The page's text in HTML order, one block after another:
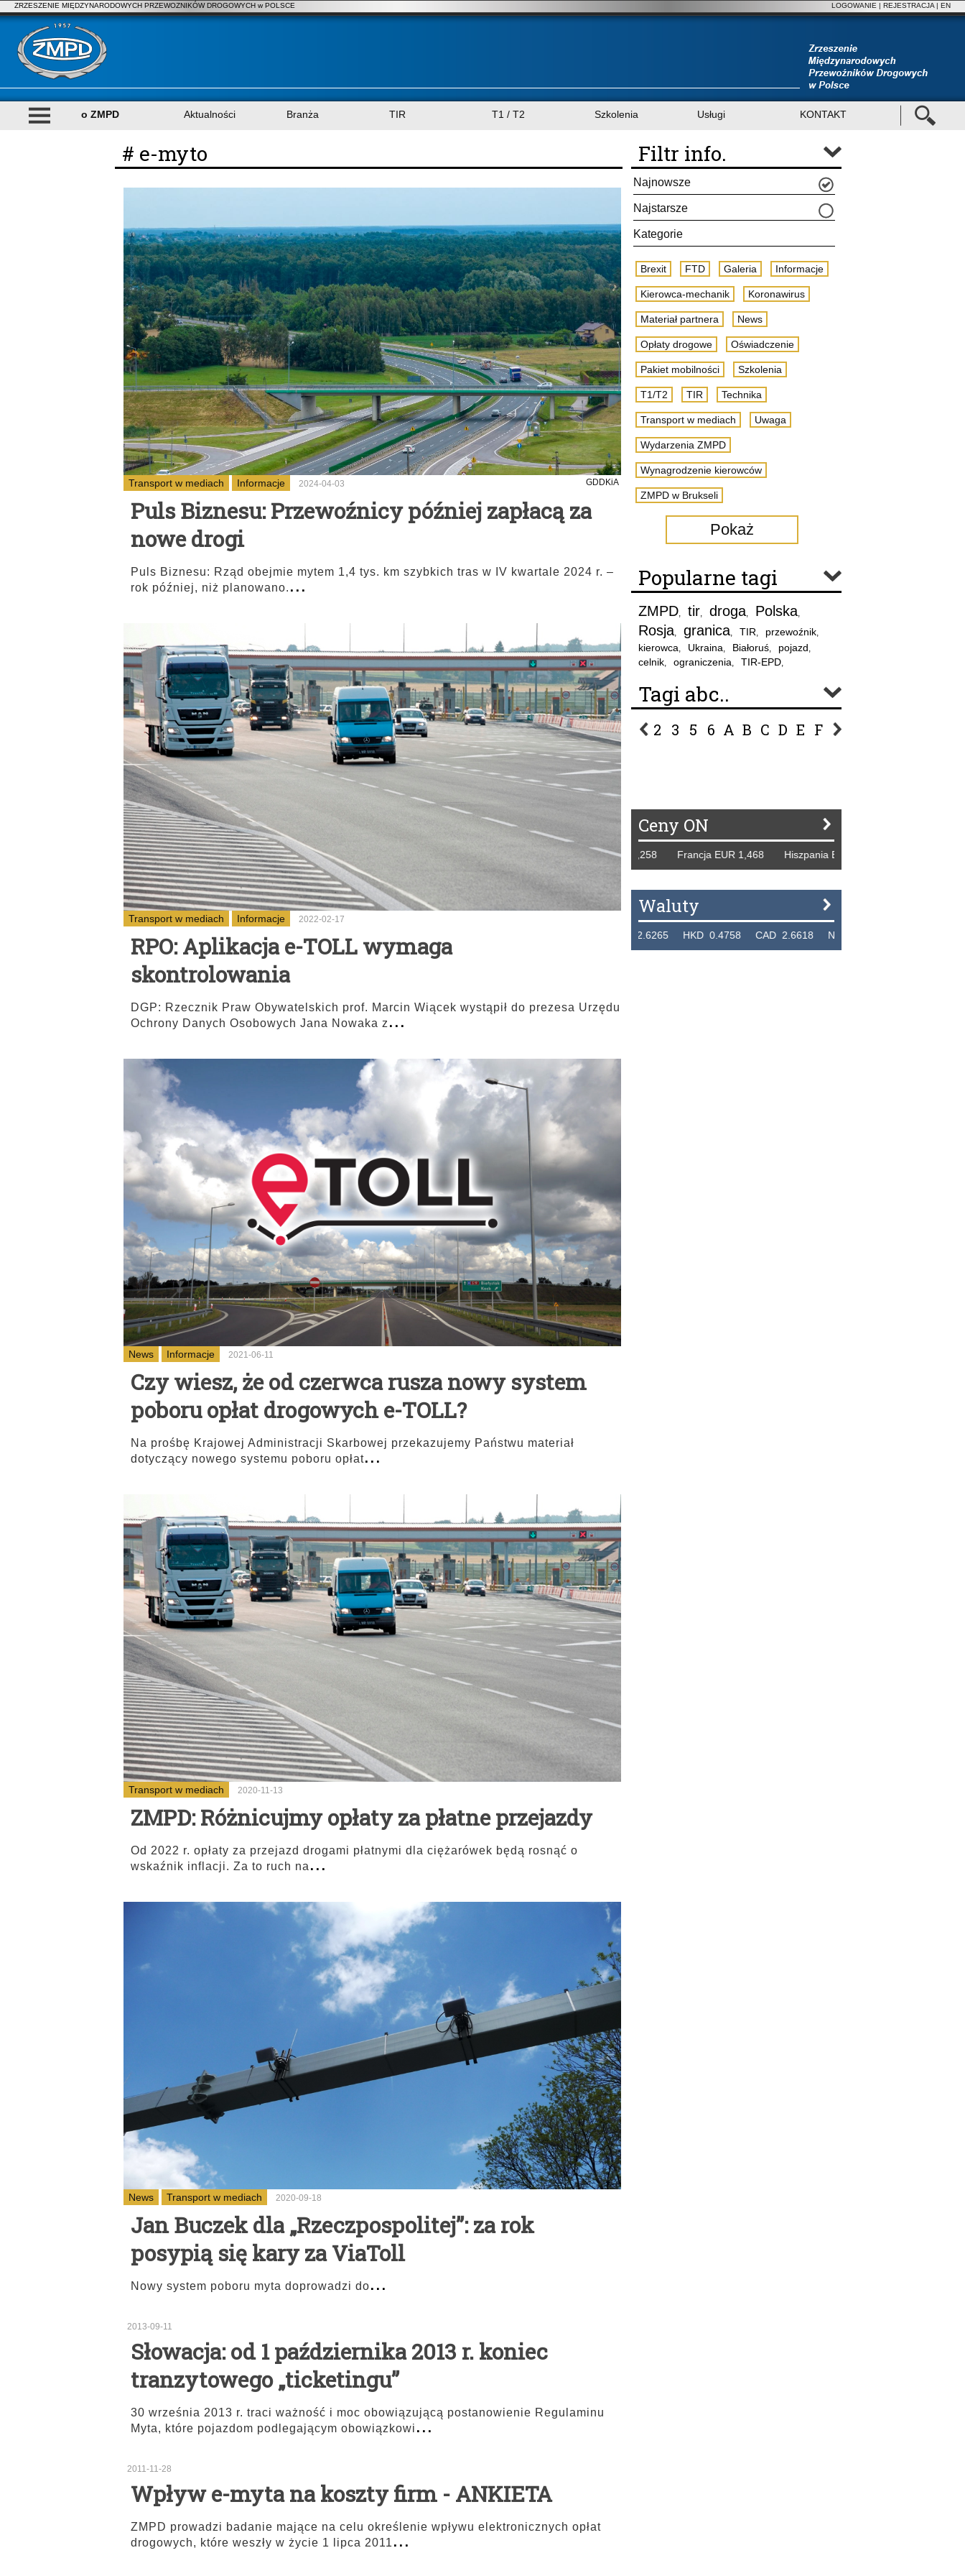
ZRZESZENIE MIĘDZYNARODOWYCH PRZEWOZNIKÓW DROGOWYCH w POLSCE LOGOWANIE | REJESTRACJA | EN
o ZMPD Aktualności Branża TIR T1 / T2 Szkolenia Usługi KONTAKT
# e-myto
Transport w mediach Informacje 2024-04-03 GDDKiA
Puls Biznesu: Przewoźnicy później zapłacą za
nowe drogi
Puls Biznesu: Rząd obejmie mytem 1,4 tys. km szybkich tras w IV kwartale 2024 r. –
rok później, niż planowano....
Transport w mediach Informacje 2022-02-17
RPO: Aplikacja e-TOLL wymaga
skontrolowania
DGP: Rzecznik Praw Obywatelskich prof. Marcin Wiącek wystąpił do prezesa Urzędu
Ochrony Danych Osobowych Jana Nowaka z ...
News Informacje 2021-06-11
Czy wiesz, że od czerwca rusza nowy system
poboru opłat drogowych e-TOLL?
Na prośbę Krajowej Administracji Skarbowej przekazujemy Państwu materiał
dotyczący nowego systemu poboru opłat...
Transport w mediach 2020-11-13
ZMPD: Różnicujmy opłaty za płatne przejazdy
Od 2022 r. opłaty za przejazd drogami płatnymi dla ciężarówek będą rosnąć o
wskaźnik inflacji. Za to ruch na ...
News Transport w mediach 2020-09-18
Jan Buczek dla „Rzeczpospolitej”: za rok
posypią się kary za ViaToll
Nowy system poboru myta doprowadzi do...
2013-09-11
Słowacja: od 1 października 2013 r. koniec
tranzytowego „ticketingu”
30 września 2013 r. traci ważność i moc obowiązującą postanowienie Regulaminu
Myta, które pojazdom podlegającym obowiązkowi...
2011-11-28
Wpływ e-myta na koszty firm - ANKIETA
ZMPD prowadzi badanie mające na celu określenie wpływu elektronicznych opłat
drogowych, które weszły w życie 1 lipca 2011...
Filtr info.
Najnowsze
Najstarsze
Kategorie
Brexit FTD Galeria Informacje
Kierowca-mechanik Koronawirus
Materiał partnera News
Opłaty drogowe Oświadczenie
Pakiet mobilności Szkolenia
T1/T2 TIR Technika
Transport w mediach Uwaga
Wydarzenia ZMPD
Wynagrodzenie kierowców
ZMPD w Brukseli
Pokaż
Popularne tagi
ZMPD, tir, droga, Polska,
Rosja, granica, TIR, przewoźnik,
kierowca, Ukraina, Białoruś, pojazd,
celnik, ograniczenia, TIR-EPD,
Tagi abc..
2 3 5 6 A B C D E F G
Ceny ON
Tydzień 42/2019 r. Niemcy EUR 1,258 Francja EUR 1,468 Hiszpania EUR 1,229 WB GBP 1,318
Waluty
THB 0.1129 USD 3.7324 AUD 2.6265 HKD 0.4758 CAD 2.6618 NZD 2.1914 SGD 2.9123